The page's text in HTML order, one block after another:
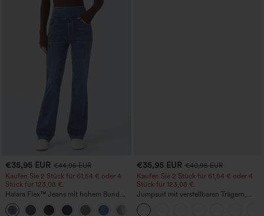
€35,95 EUR €44,95 EUR
Kaufen Sie 2 Stück für 61,54 € oder 4
Stück für 123,08 €.
Halara Flex™ Jeans mit hohem Bund
und Taschen, gewaschener, lässiger
Bootcut
€35,95 EUR €40,95 EUR
Kaufen Sie 2 Stück für 61,54 € oder 4
Stück für 123,08 €.
Jumpsuit mit verstellbaren Trägern,
gerafftem Detail, weitem Bein und
meliertem Stoff, lässig, mit Taschen -